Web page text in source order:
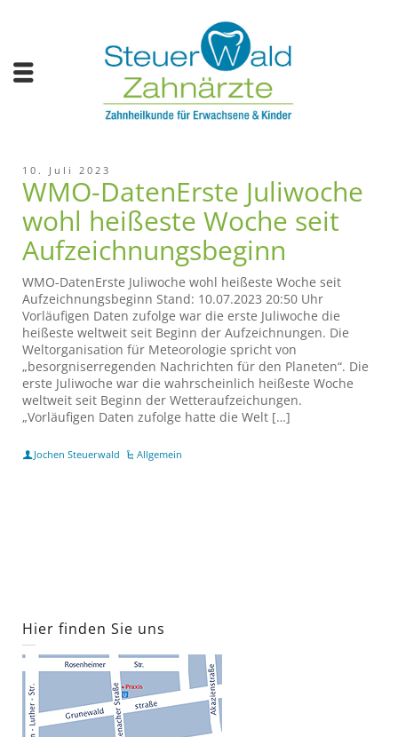
10. Juli 2023
WMO-DatenErste Juliwoche
wohl heißeste Woche seit
Aufzeichnungsbeginn
WMO-DatenErste Juliwoche wohl heißeste Woche seit
Aufzeichnungsbeginn Stand: 10.07.2023 20:50 Uhr
Vorläufigen Daten zufolge war die erste Juliwoche die
heißeste weltweit seit Beginn der Aufzeichnungen. Die
Weltorganisation für Meteorologie spricht von
„besorgniserregenden Nachrichten für den Planeten“. Die
erste Juliwoche war die wahrscheinlich heißeste Woche
weltweit seit Beginn der Wetteraufzeichungen.
„Vorläufigen Daten zufolge hatte die Welt […]
Jochen Steuerwald Allgemein
Hier finden Sie uns